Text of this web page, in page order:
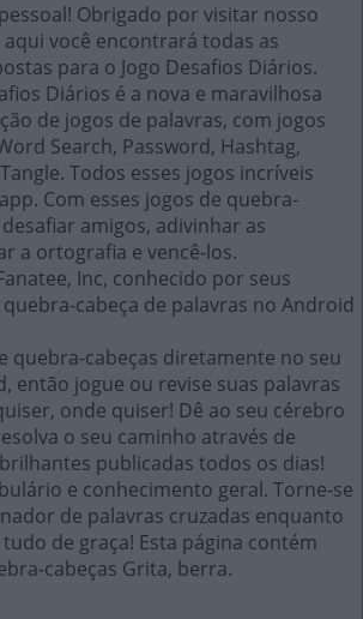
Obrigado por visitar nosso
aqui você encontrará todas as
para o Jogo Desafios Diários.
Diários é a nova e maravilhosa
de jogos de palavras, com jogos
Search, Password, Hashtag,
Todos esses jogos incríveis
Com esses jogos de quebra-
amigos, adivinhar as
a ortografia e vencê-los.
Inc, conhecido por seus
cabeça de palavras no Android
quebra-cabeças diretamente no seu
então jogue ou revise suas palavras
onde quiser! Dê ao seu cérebro
o seu caminho através de
publicadas todos os dias!
e conhecimento geral. Torne-se
de palavras cruzadas enquanto
de graça! Esta página contém
cabeças Grita, berra.